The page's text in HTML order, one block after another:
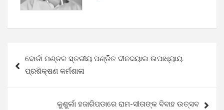
navigation
ବୋର୍ଡା ମଣ୍ଡଳ ସ୍ତରୀୟ ପଣ୍ଡିତ ଦୀନଦୟାଲ ଉପାଧ୍ୟାୟ
ପ୍ରଶିକ୍ଷଣ କର୍ମଶାଳା
କୁଶୁର୍ଲା ହଜାରିପଡାରେ ରାମ-ସୀତାଙ୍କ ବିବାହ ଉତ୍ସବ